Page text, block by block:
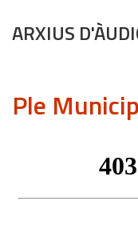
ARXIUS
Ple